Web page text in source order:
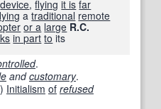
device,flying it is far
atraditional remote
or a large R.C.
in part to its
.
andcustomary.
) Initialism of refused